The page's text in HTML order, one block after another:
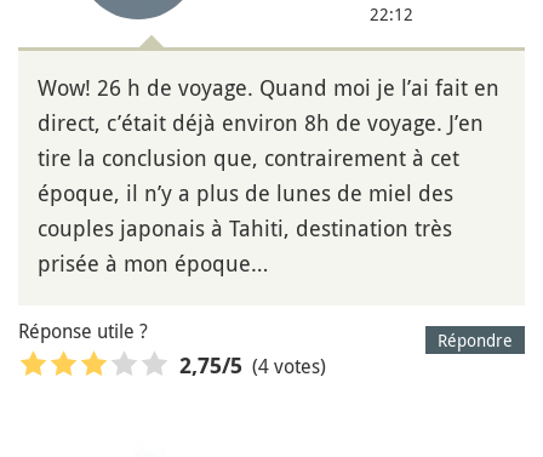
22:12
Wow! 26 h de voyage. Quand moi je l’ai fait en
direct, c’était déjà environ 8h de voyage. J’en
tire la conclusion que, contrairement à cet
époque, il n’y a plus de lunes de miel des
couples japonais à Tahiti, destination très
prisée à mon époque…
Répondre
Réponse utile ?
2,75/5 (4 votes)